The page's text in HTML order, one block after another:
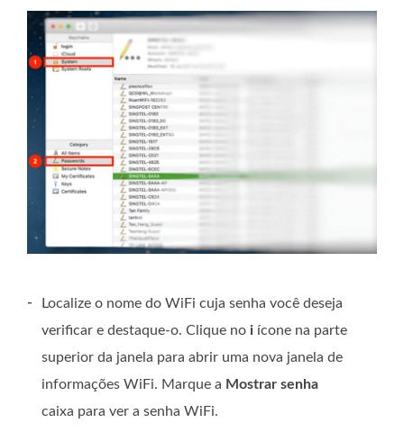
-
Localize o nome do WiFi cuja senha você deseja
verificar e destaque-o. Clique no i ícone na parte
superior da janela para abrir uma nova janela de
informações WiFi. Marque a Mostrar senha
caixa para ver a senha WiFi.